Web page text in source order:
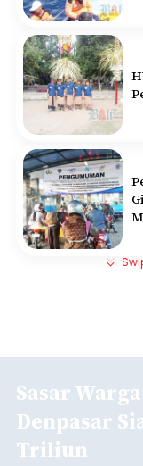
Sasar
Denpasar
Triliun